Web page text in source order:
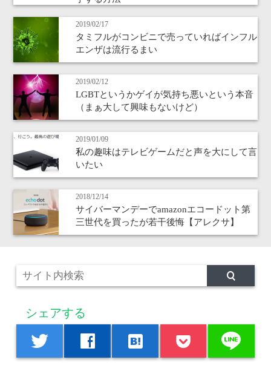
2019/02/17
タミフルがコンビニで売っていればインフル
エンザは流行るまい
2019/02/12
LGBTというかゲイが気持ち悪いという本音
（まぁ大して興味もないけど）
2019/01/09
私の趣味はテレビゲームだと声を大にして言
いたい
2018/12/14
サイバーマンデーでamazonエコードット第
三世代を買ったが若干後悔【アレクサ】
シェアする
twitter facebook hatenabookmark line